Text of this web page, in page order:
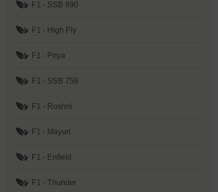
F1 - SSB 890
F1 - High Fly
F1 - Priya
F1 - SSB 759
F1 - Roshni
F1 - Mayuri
F1 - Enﬁeld
F1 - Thunder